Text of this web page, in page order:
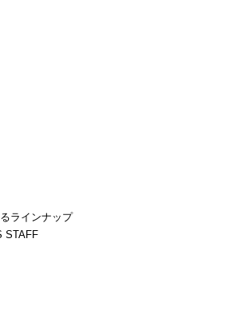
ラインナップ
STAFF